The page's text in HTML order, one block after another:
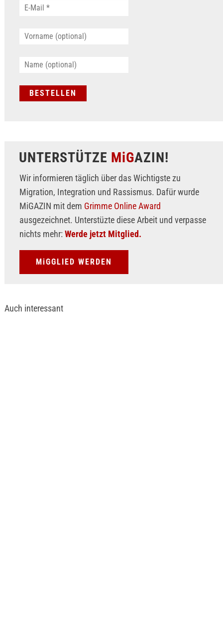
UNTERSTÜTZE MiGAZIN!
Wir informieren täglich über das Wichtigste zu
Migration, Integration und Rassismus. Dafür wurde
MiGAZIN mit dem Grimme Online Award
ausgezeichnet. Unterstüzte diese Arbeit und verpasse
nichts mehr: Werde jetzt Mitglied.
MiGGLIED WERDEN
Auch interessant